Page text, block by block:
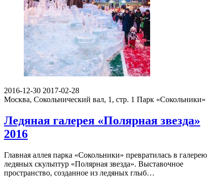
2016-12-30 2017-02-28
Москва, Сокольнический вал, 1, стр. 1 Парк «Сокольники»
Ледяная галерея «Полярная звезда»
2016
Главная аллея парка «Сокольники» превратилась в галерею
ледяных скульптур «Полярная звезда». Выставочное
пространство, созданное из ледяных глыб…